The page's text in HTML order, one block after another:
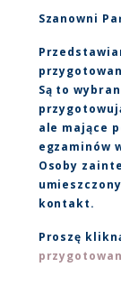
Szanowni
Są to
ale mające
egzaminów
Osoby
kontakt.
Proszę